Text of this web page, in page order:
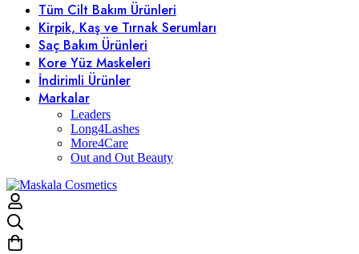
Tüm Cilt Bakım Ürünleri
Kirpik, Kaş ve Tırnak Serumları
Saç Bakım Ürünleri
Kore Yüz Maskeleri
İndirimli Ürünler
Markalar
Leaders
Long4Lashes
More4Care
Out and Out Beauty